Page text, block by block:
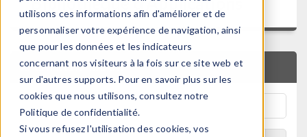
utilisons ces informations afin d'améliorer et de
personnaliser votre expérience de navigation, ainsi
que pour les données et les indicateurs
concernant nos visiteurs à la fois sur ce site web et
sur d'autres supports. Pour en savoir plus sur les
cookies que nous utilisons, consultez notre
Politique de confidentialité.
Si vous refusez l'utilisation des cookies, vos
RECHERCHE RAPIDE